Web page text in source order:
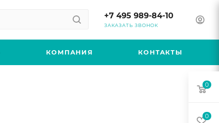
+7 495 989-84-10
ЗАКАЗАТЬ ЗВОНОК
КОМПАНИЯ КОНТАКТЫ
0
0